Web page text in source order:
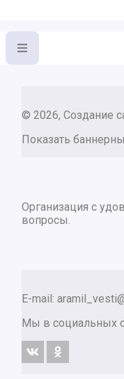
© 2026, Создание
Показать
Организация с
вопросы.
E-mail:
Мы в социальных